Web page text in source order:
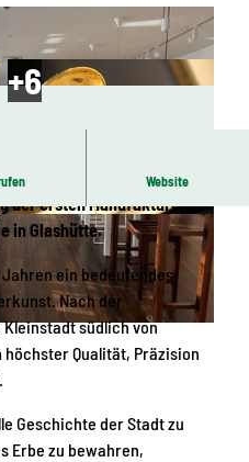
© Holger Stein
Website
in einer eigenen Zeitzone:
der ersten Manufakturen die
in Glashütte.
ein bedeutendes
Nach der
südlich von
höchster Qualität, Präzision
Geschichte der Stadt zu
Erbe zu bewahren,